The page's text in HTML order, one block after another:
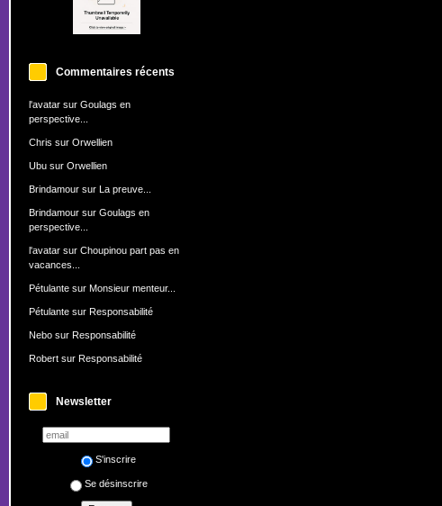
Commentaires récents
l'avatarsur Goulags en
perspective...
Chris sur Orwellien
Ubusur Orwellien
Brindamoursur La preuve...
Brindamoursur Goulags en
perspective...
l'avatarsur Choupinou part pas en
vacances...
Pétulantesur Monsieur menteur...
Pétulantesur Responsabilité
Nebosur Responsabilité
Robertsur Responsabilité
Newsletter
S'inscrire
Se désinscrire